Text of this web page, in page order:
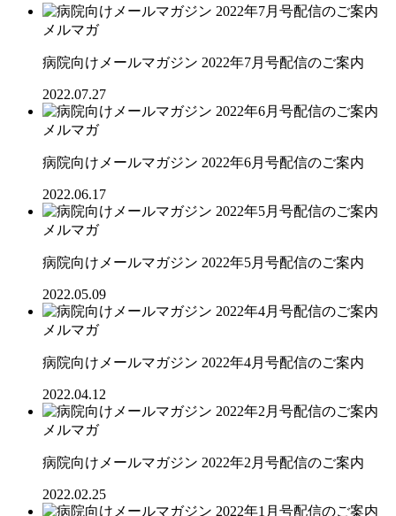
メルマガ
病院向けメールマガジン 2022年7月号配信のご案内
2022.07.27
メルマガ
病院向けメールマガジン 2022年6月号配信のご案内
2022.06.17
メルマガ
病院向けメールマガジン 2022年5月号配信のご案内
2022.05.09
メルマガ
病院向けメールマガジン 2022年4月号配信のご案内
2022.04.12
メルマガ
病院向けメールマガジン 2022年2月号配信のご案内
2022.02.25